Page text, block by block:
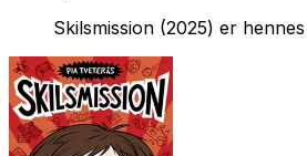
Skilsmission (2025) er